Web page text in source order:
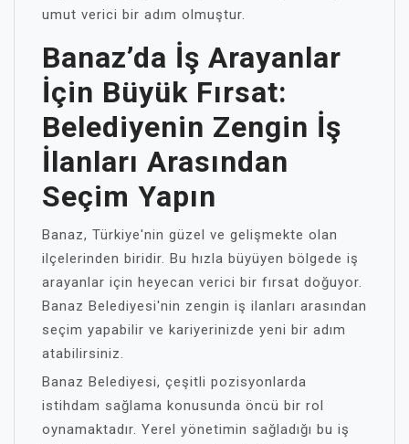
umut verici bir adım olmuştur.
Banaz’da İş Arayanlar
İçin Büyük Fırsat:
Belediyenin Zengin İş
İlanları Arasından
Seçim Yapın
Banaz, Türkiye'nin güzel ve gelişmekte olan
ilçelerinden biridir. Bu hızla büyüyen bölgede iş
arayanlar için heyecan verici bir fırsat doğuyor.
Banaz Belediyesi'nin zengin iş ilanları arasından
seçim yapabilir ve kariyerinizde yeni bir adım
atabilirsiniz.
Banaz Belediyesi, çeşitli pozisyonlarda
istihdam sağlama konusunda öncü bir rol
oynamaktadır. Yerel yönetimin sağladığı bu iş